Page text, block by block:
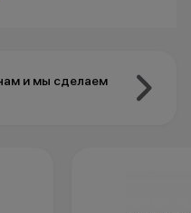
и мы сделаем